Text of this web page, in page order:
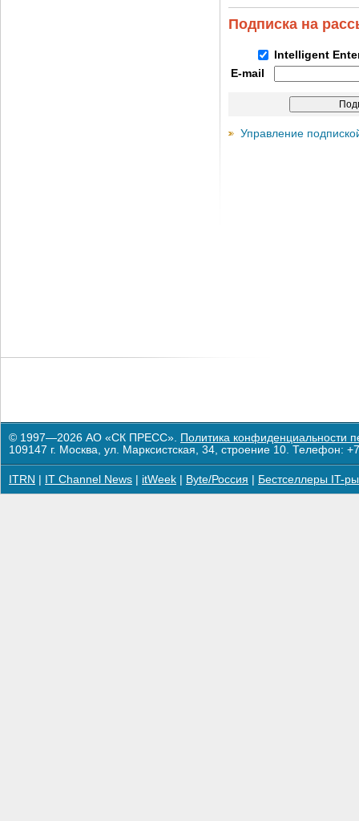
Подписка на
Intelligent
E-mail
Управление
© 1997—2026 АО «СК ПРЕСС». Политика конфиденциальности
109147 г. Москва, ул. Марксистская, 34, строение 10. Телефон:
ITRN IT Channel News itWeek Byte/Россия Бестселлеры IT-